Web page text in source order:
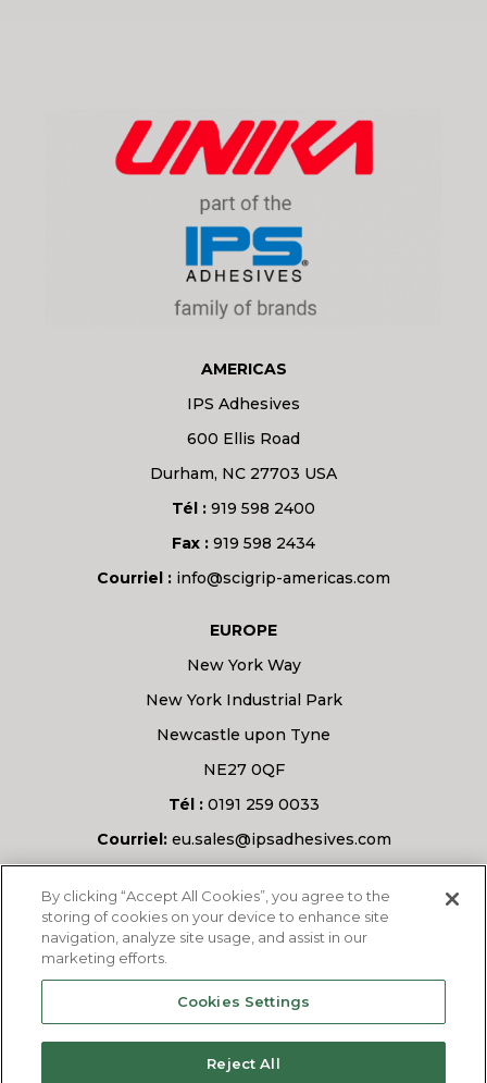
AMERICAS
IPS Adhesives
600 Ellis Road
Durham, NC 27703 USA
Tél : 919 598 2400
Fax : 919 598 2434
Courriel : info@scigrip-americas.com
EUROPE
New York Way
New York Industrial Park
Newcastle upon Tyne
NE27 0QF
Tél :0191 259 0033
Courriel: eu.sales@ipsadhesives.com
Vous avez une question ?
By clicking “Accept All Cookies”, you agree to the
storing of cookies on your device to enhance site
navigation, analyze site usage, and assist in our
marketing efforts.
Cookies Settings
Reject All